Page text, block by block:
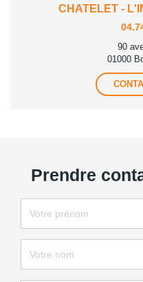
CHATELET -
90
01000
Prendre